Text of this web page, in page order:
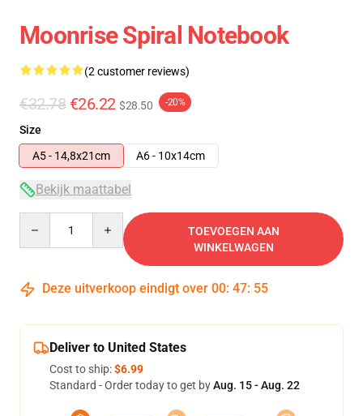
Moonrise Spiral Notebook
(2 customer reviews)
€32.78 €26.22 $28.50 -20%
Size
A5 - 14,8x21cm
A6 - 10x14cm
Bekijk maattabel
TOEVOEGEN AAN
WINKELWAGEN
Deze uitverkoop eindigt over 00: 47: 54
Deliver to United States
Cost to ship:$6.99
Standard - Order today to get byAug. 15 - Aug. 22